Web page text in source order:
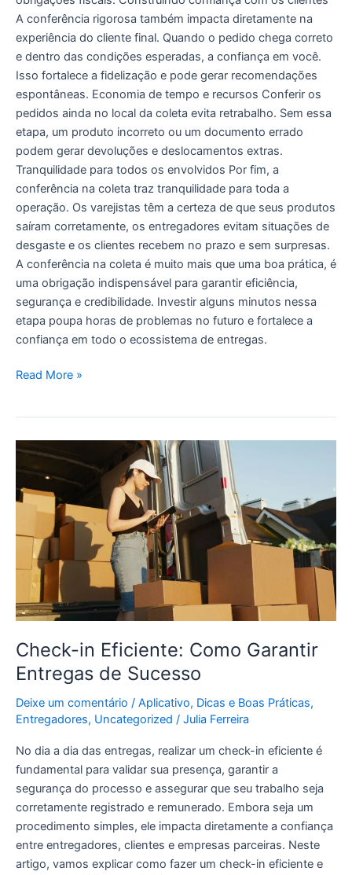
A conferência rigorosa também impacta diretamente na
experiência do cliente final. Quando o pedido chega correto
e dentro das condições esperadas, a confiança em você.
Isso fortalece a fidelização e pode gerar recomendações
espontâneas. Economia de tempo e recursos Conferir os
pedidos ainda no local da coleta evita retrabalho. Sem essa
etapa, um produto incorreto ou um documento errado
podem gerar devoluções e deslocamentos extras.
Tranquilidade para todos os envolvidos Por fim, a
conferência na coleta traz tranquilidade para toda a
operação. Os varejistas têm a certeza de que seus produtos
saíram corretamente, os entregadores evitam situações de
desgaste e os clientes recebem no prazo e sem surpresas.
A conferência na coleta é muito mais que uma boa prática, é
uma obrigação indispensável para garantir eficiência,
segurança e credibilidade. Investir alguns minutos nessa
etapa poupa horas de problemas no futuro e fortalece a
confiança em todo o ecossistema de entregas.
Read More »
Check-in Eficiente: Como Garantir
Entregas de Sucesso
Deixe um comentário / Aplicativo, Dicas e Boas Práticas,
Entregadores, Uncategorized / Julia Ferreira
No dia a dia das entregas, realizar um check-in eficiente é
fundamental para validar sua presença, garantir a
segurança do processo e assegurar que seu trabalho seja
corretamente registrado e remunerado. Embora seja um
procedimento simples, ele impacta diretamente a confiança
entre entregadores, clientes e empresas parceiras. Neste
artigo, vamos explicar como fazer um check-in eficiente e
Check-
Eficiente:
Como
Garantir
Entregas
Sucesso